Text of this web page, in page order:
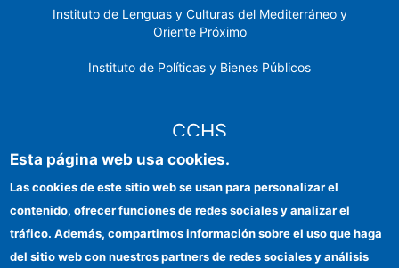
Instituto de Lenguas y Culturas del Mediterráneo y
Oriente Próximo
Instituto de Políticas y Bienes Públicos
CCHS
Identidad institucional
Esta página web usa cookies.
Las cookies de este sitio web se usan para personalizar el
contenido, ofrecer funciones de redes sociales y analizar el
tráfico. Además, compartimos información sobre el uso que haga
del sitio web con nuestros partners de redes sociales y análisis